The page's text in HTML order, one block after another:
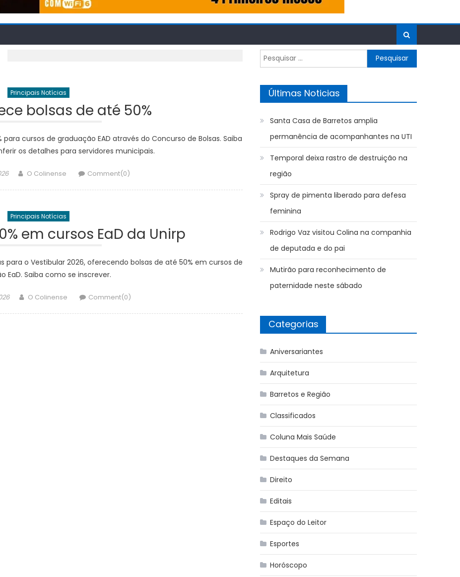
Principais Notícias
bolsas de até 50%
para cursos de graduação EAD através do Concurso de Bolsas. Saiba
os detalhes para servidores municipais.
Author
O Colinense Comment(0)
Principais Notícias
em cursos EaD da Unirp
para o Vestibular 2026, oferecendo bolsas de até 50% em cursos de
EaD. Saiba como se inscrever.
Author
O Colinense Comment(0)
Pesquisar
por:
Últimas Noticias
Santa Casa de Barretos amplia
permanência de acompanhantes na UTI
Temporal deixa rastro de destruição na
região
Spray de pimenta liberado para defesa
feminina
Rodrigo Vaz visitou Colina na companhia
de deputada e do pai
Mutirão para reconhecimento de
paternidade neste sábado
Categorias
Aniversariantes
Arquitetura
Barretos e Região
Classificados
Coluna Mais Saúde
Destaques da Semana
Direito
Editais
Espaço do Leitor
Esportes
Horóscopo